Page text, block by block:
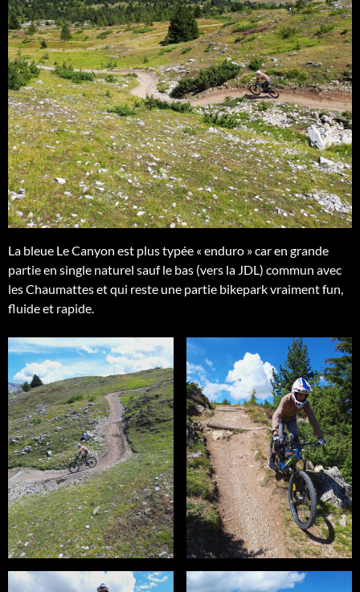
La bleue Le Canyon est plus typée « enduro » car en grande
partie en single naturel sauf le bas (vers la JDL) commun avec
les Chaumattes et qui reste une partie bikepark vraiment fun,
fluide et rapide.